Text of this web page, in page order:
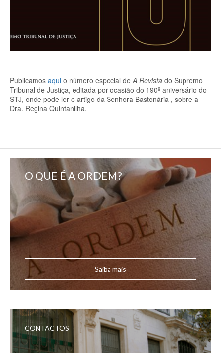
Publicamos aqui o número especial deA Revista do Supremo
Tribunal de Justiça, editada por ocasião do 190º aniversário do
STJ, onde pode ler o artigo da Senhora Bastonária , sobre a
Dra. Regina Quintanilha.
O QUE É A ORDEM?
Saiba mais
CONTACTOS